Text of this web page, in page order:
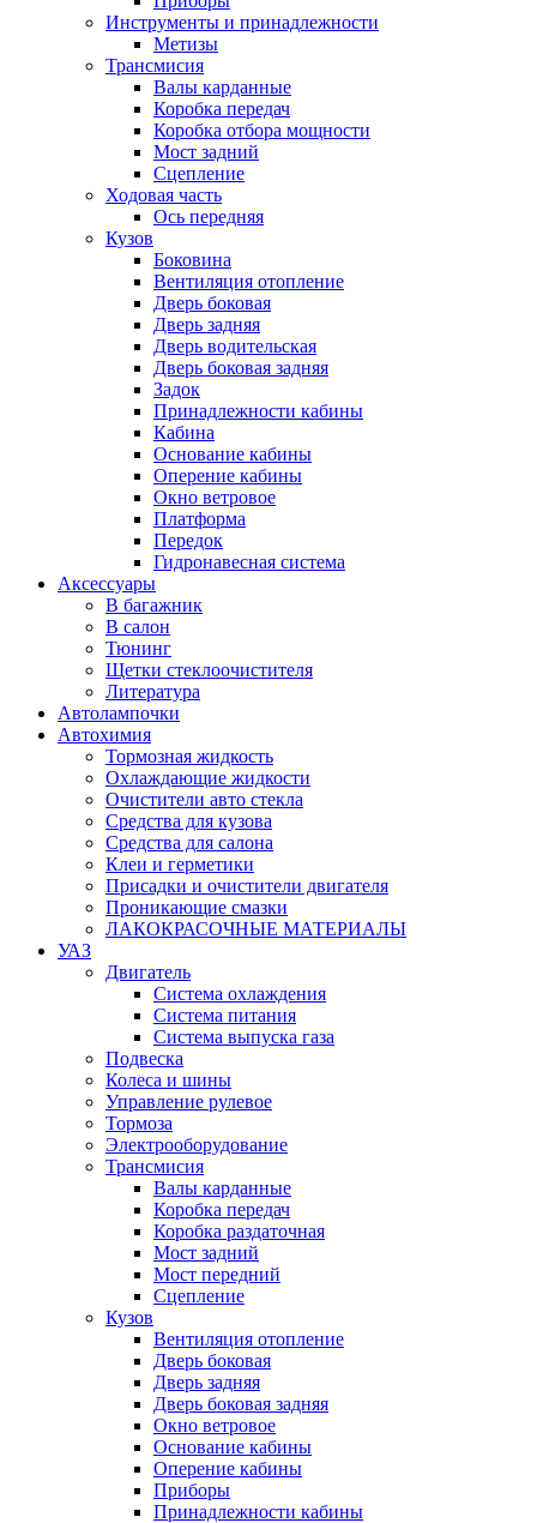
Инструменты и принадлежности
Метизы
Трансмисия
Валы карданные
Коробка передач
Коробка отбора мощности
Мост задний
Сцепление
Ходовая часть
Ось передняя
Кузов
Боковина
Вентиляция отопление
Дверь боковая
Дверь задняя
Дверь водительская
Дверь боковая задняя
Задок
Принадлежности кабины
Кабина
Основание кабины
Оперение кабины
Окно ветровое
Платформа
Передок
Гидронавесная система
Аксессуары
В багажник
В салон
Тюнинг
Щетки стеклоочистителя
Литература
Автолампочки
Автохимия
Тормозная жидкость
Охлаждающие жидкости
Очистители авто стекла
Средства для кузова
Средства для салона
Клеи и герметики
Присадки и очистители двигателя
Проникающие смазки
ЛАКОКРАСОЧНЫЕ МАТЕРИАЛЫ
УАЗ
Двигатель
Система охлаждения
Система питания
Система выпуска газа
Подвеска
Колеса и шины
Управление рулевое
Тормоза
Электрооборудование
Трансмисия
Валы карданные
Коробка передач
Коробка раздаточная
Мост задний
Мост передний
Сцепление
Кузов
Вентиляция отопление
Дверь боковая
Дверь задняя
Дверь боковая задняя
Окно ветровое
Основание кабины
Оперение кабины
Приборы
Принадлежности кабины